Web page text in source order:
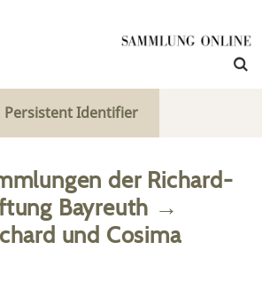
Persistent Identifier
der Richard-
Bayreuth →
und Cosima